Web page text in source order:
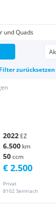
und Quads
Filter zurücksetzen
2022 EZ
6.500 km
50ccm
Privat
8102 Semriach
€ 2.500